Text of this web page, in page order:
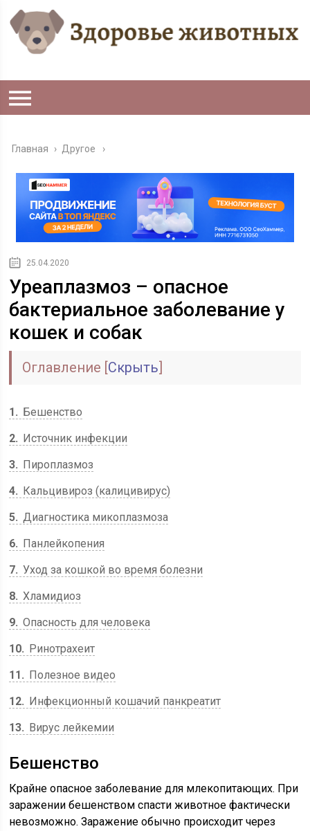
Главная › Другое
25.04.2020
Уреаплазмоз – опасное
бактериальное заболевание у
кошек и собак
Оглавление Скрыть
1
Бешенство
2
Источник инфекции
3
Пироплазмоз
4
Кальцивироз (калицивирус)
5 Диагностика микоплазмоза
6
Панлейкопения
7 Уход за кошкой во время болезни
8 Хламидиоз
9 Опасность для человека
10
Ринотрахеит
11
Полезное видео
12
Инфекционный кошачий панкреатит
13
Вирус лейкемии
Бешенство
Крайне опасное заболевание для млекопитающих. При
заражении бешенством спасти животное фактически
невозможно. Заражение обычно происходит через